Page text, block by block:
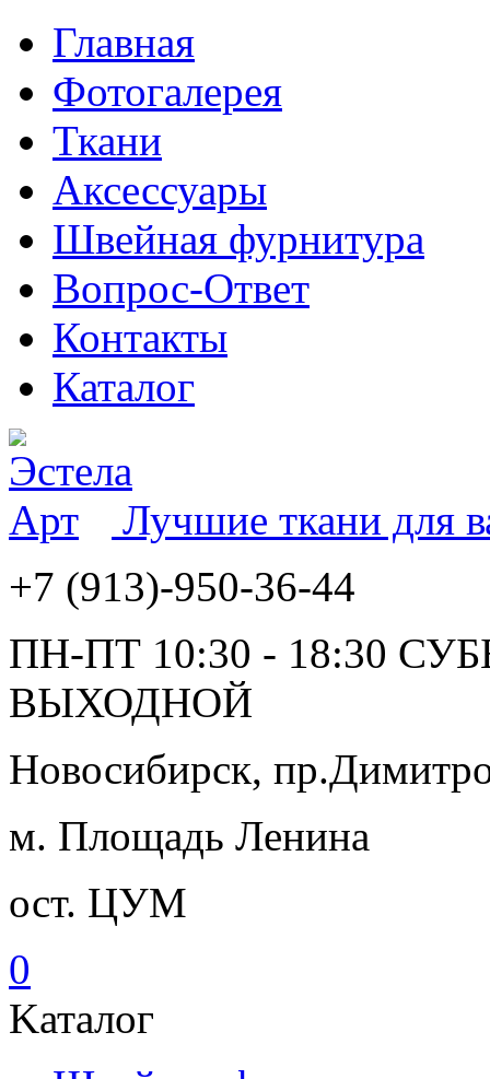
Главная
Фотогалерея
Ткани
Аксессуары
Швейная фурнитура
Вопрос-Ответ
Контакты
Каталог
Лучшие ткани для
+7 (913)-950-36-44
ПН-ПТ 10:30 - 18:30
ВЫХОДНОЙ
Новосибирск,
м. Площадь Ленина
ост. ЦУМ
0
Kаталог